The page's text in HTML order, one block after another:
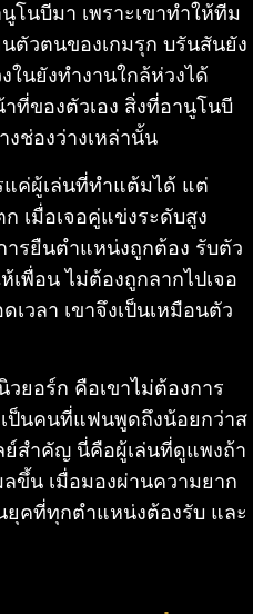
นบีมา เพราะเขาทำให้ทีม
ตัวตนของเกมรุก บรันสันยัง
ในยังทำงานใกล้ห่วงได้
ที่ของตัวเอง สิ่งที่อานูโนบี
งช่องว่างเหล่านั้น
ค่ผู้เล่นที่ทำแต้มได้ แต่
เมื่อเจอคู่แข่งระดับสูง
รยืนตำแหน่งถูกต้อง รับตัว
เพื่อน ไม่ต้องถูกลากไปเจอ
วลา เขาจึงเป็นเหมือนตัว
ยอร์ก คือเขาไม่ต้องการ
ป็นคนที่แฟนพูดถึงน้อยกว่าส
สำคัญ นี่คือผู้เล่นที่ดูแพงถ้า
ขึ้น เมื่อมองผ่านความยาก
คที่ทุกตำแหน่งต้องรับ และ